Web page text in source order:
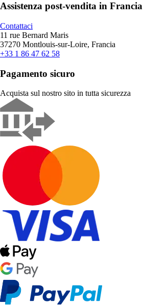
Assistenza post-vendita in Francia
Contattaci
11 rue Bernard Maris
37270 Montlouis-sur-Loire, Francia
+33 1 86 47 62 58
Pagamento sicuro
Acquista sul nostro sito in tutta sicurezza